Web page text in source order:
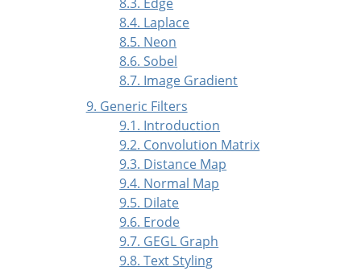
8.4. Laplace
8.5. Neon
8.6. Sobel
8.7. Image Gradient
9. Generic Filters
9.1. Introduction
9.2. Convolution Matrix
9.3. Distance Map
9.4. Normal Map
9.5. Dilate
9.6. Erode
9.7. GEGL Graph
9.8. Text Styling